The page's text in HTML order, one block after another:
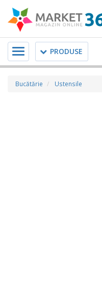
PRODUSE
Meniu
Bucătărie Ustensile